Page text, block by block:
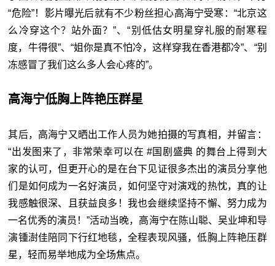
“危险”！影片曝光后就有不少粉丝担心高海宁受寒：“北京这
么冷穿这个？站外面？”、“别低估女明星穿礼服的耐寒程
度，牛得很”、“姐你是真不怕冷，这样穿我在香港都冷”、“别
冻感冒了我们这么多人会心疼的”。
高海宁低胸上阵艳压群星
其后，高海宁又晒出工作人员为她拍摄的写真相，并留言：
“出发图来了，非常荣幸可以在 #国剧盛典 的舞台上得到大
家的认可，但更开心的是在台下见证很多杰出的演员分享他
们是如何成为一名好演员，如何坚守对演戏的热忱，真的让
我感触很深、且获益良多！我也会继续坚持不懈、努力成为
一名优秀的演员！”活动当晚，高海宁在陈山聪、吴业坤和导
演锺澍佳陪同下行红地毯，全程表现风骚，低胸上阵艳压群
星，轻而易举地成为全场焦点。